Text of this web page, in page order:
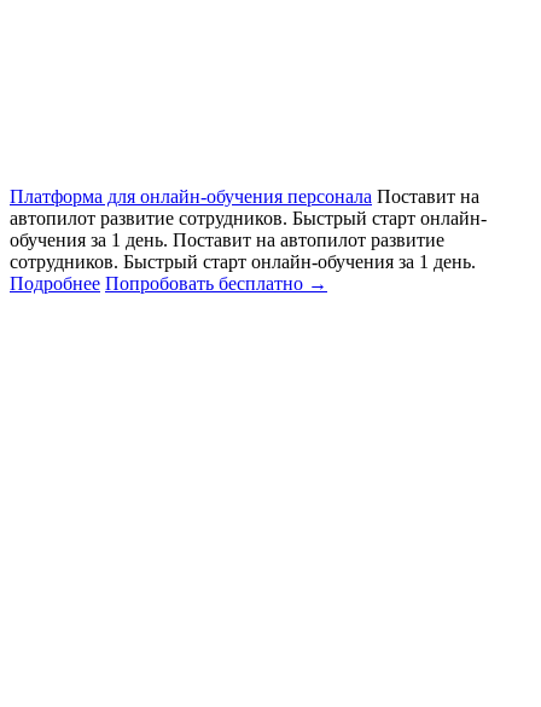
Платформа для онлайн-обучения персонала Поставит на
автопилот развитие сотрудников. Быстрый старт онлайн‑
обучения за 1 день. Поставит на автопилот развитие
сотрудников. Быстрый старт онлайн‑обучения за 1 день.
Подробнее Попробовать бесплатно →